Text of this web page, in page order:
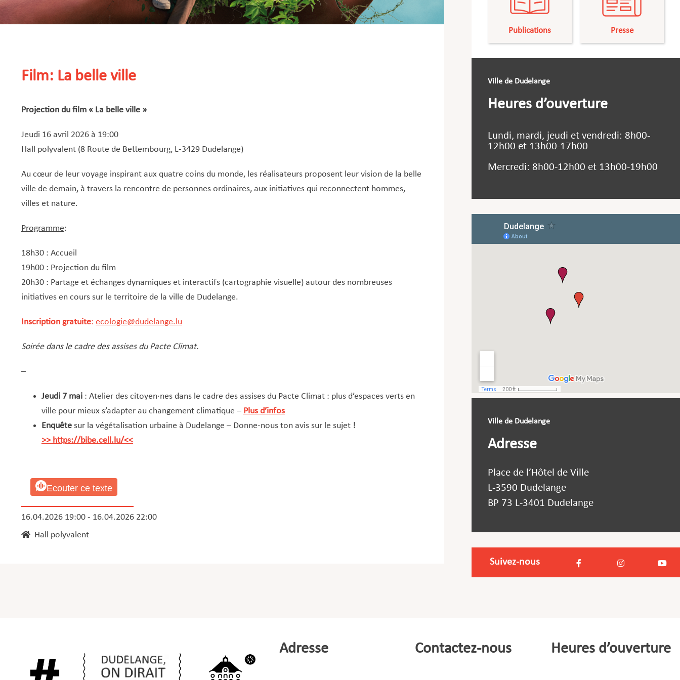
Film: La belle ville
Projection du film « La belle ville »
Jeudi 16 avril 2026 à 19:00
Hall polyvalent (8 Route de Bettembourg, L-3429 Dudelange)
Au cœur de leur voyage inspirant aux quatre coins du monde, les réalisateurs proposent leur vision de la belle
ville de demain, à travers la rencontre de personnes ordinaires, aux initiatives qui reconnectent hommes,
villes et nature.
Programme:
18h30 : Accueil
19h00 : Projection du film
20h30 : Partage et échanges dynamiques et interactifs (cartographie visuelle) autour des nombreuses
initiatives en cours sur le territoire de la ville de Dudelange.
Inscription gratuite: ecologie@dudelange.lu
Soirée dans le cadre des assises du Pacte Climat.
–
Jeudi 7 mai: Atelier des citoyen·nes dans le cadre des assises du Pacte Climat : plus d’espaces verts en
ville pour mieux s’adapter au changement climatique – Plus d’infos
Enquêtesur la végétalisation urbaine à Dudelange – Donne-nous ton avis sur le sujet !
>> https://bibe.cell.lu/<<
Ecouter ce texte
16.04.2026 19:00 - 16.04.2026 22:00
Hall polyvalent
Publications Presse
Ville de Dudelange
Heures d’ouverture
Lundi, mardi, jeudi et vendredi: 8h00-
12h00 et 13h00-17h00
Mercredi: 8h00-12h00 et 13h00-19h00
Ville de Dudelange
Adresse
Place de l’Hôtel de Ville
L-3590 Dudelange
BP 73 L-3401 Dudelange
Suivez-nous
Adresse Contactez-nous Heures d’ouverture